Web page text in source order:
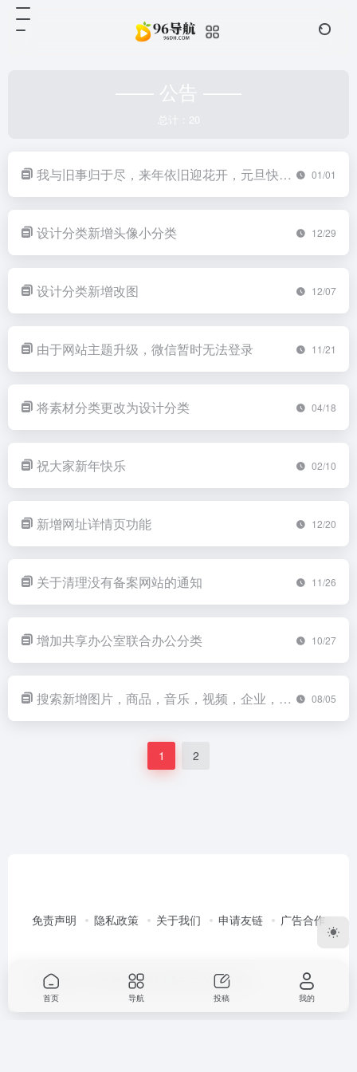
—— 公告 ——
总计：20
我与旧事归于尽，来年依旧迎花开，元旦快乐。 01/01
设计分类新增头像小分类 12/29
设计分类新增改图 12/07
由于网站主题升级，微信暂时无法登录 11/21
将素材分类更改为设计分类 04/18
祝大家新年快乐 02/10
新增网址详情页功能 12/20
关于清理没有备案网站的通知 11/26
增加共享办公室联合办公分类 10/27
搜索新增图片，商品，音乐，视频，企业，工具的搜索。 08/05
1 2
免责声明 隐私政策 关于我们 申请友链 广告合作
Copyright © 2026 96导航 渝ICP备2022003351号-2
首页 导航 投稿 我的